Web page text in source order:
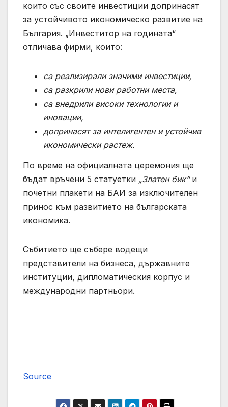
които със своите инвестиции допринасят
за устойчивото икономическо развитие на
България. „Инвеститор на годината“
отличава фирми, които:
са реализирали значими инвестиции,
са разкрили нови работни места,
са внедрили високи технологии и
иновации,
допринасят за интелигентен и устойчив
икономически растеж.
По време на официалната церемония ще
бъдат връчени 5 статуетки „Златен бик“и
почетни плакети на БАИ за изключителен
принос към развитието на българската
икономика.
Събитието ще събере водещи
представители на бизнеса, държавните
институции, дипломатическия корпус и
международни партньори.
Source